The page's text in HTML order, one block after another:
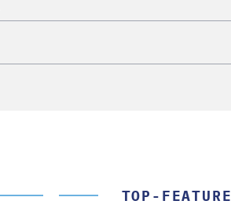
TOP-FEATURE